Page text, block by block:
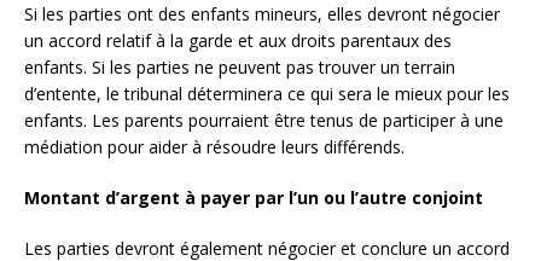
Si les parties ont des enfants mineurs, elles devront négocier
un accord relatif à la garde et aux droits parentaux des
enfants. Si les parties ne peuvent pas trouver un terrain
d’entente, le tribunal déterminera ce qui sera le mieux pour les
enfants. Les parents pourraient être tenus de participer à une
médiation pour aider à résoudre leurs différends.
Montant d’argent à payer par l’un ou l’autre conjoint
Les parties devront également négocier et conclure un accord